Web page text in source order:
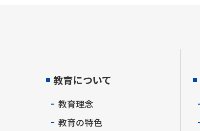
教育について
教育理念
教育の特色